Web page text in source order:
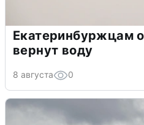
Екатеринбуржцам
вернут воду
8 августа 0